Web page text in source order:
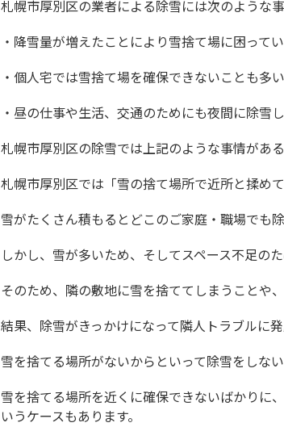
札幌市厚別区の業者による除雪には次のような事
・降雪量が増えたことにより雪捨て場に困って
・個人宅では雪捨て場を確保できないことも多い
・昼の仕事や生活、交通のためにも夜間に除雪
札幌市厚別区の除雪では上記のような事情があ
札幌市厚別区では「雪の捨て場所で近所と揉め
雪がたくさん積もるとどこのご家庭・職場でも
しかし、雪が多いため、そしてスペース不足の
そのため、隣の敷地に雪を捨ててしまうことや
結果、除雪がきっかけになって隣人トラブルに
雪を捨てる場所がないからといって除雪をしな
雪を捨てる場所を近くに確保できないばかりに
いうケースもあります。